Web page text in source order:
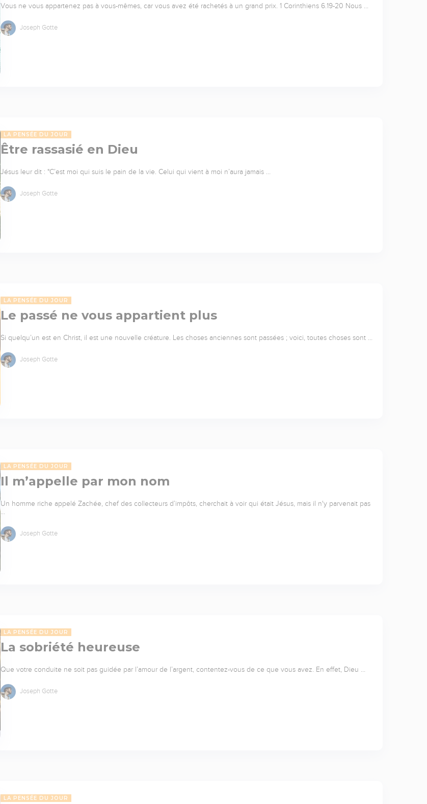
Vous ne vous appartenez pas à vous-mêmes, car vous avez été rachetés à un grand prix. 1 Corinthiens 6.19-20 Nous …
Joseph Gotte
LA PENSÉE DU JOUR
Être rassasié en Dieu
Jésus leur dit : "C’est moi qui suis le pain de la vie. Celui qui vient à moi n’aura jamais …
Joseph Gotte
LA PENSÉE DU JOUR
Le passé ne vous appartient plus
Si quelqu’un est en Christ, il est une nouvelle créature. Les choses anciennes sont passées ; voici, toutes choses sont …
Joseph Gotte
LA PENSÉE DU JOUR
Il m’appelle par mon nom
Un homme riche appelé Zachée, chef des collecteurs d’impôts, cherchait à voir qui était Jésus, mais il n'y parvenait pas
Joseph Gotte
LA PENSÉE DU JOUR
La sobriété heureuse
Que votre conduite ne soit pas guidée par l’amour de l’argent, contentez-vous de ce que vous avez. En effet, Dieu …
Joseph Gotte
LA PENSÉE DU JOUR